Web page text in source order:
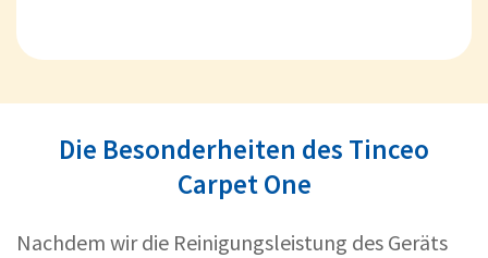
Die Besonderheiten des Tinceo
Carpet One
Nachdem wir die Reinigungsleistung des Geräts